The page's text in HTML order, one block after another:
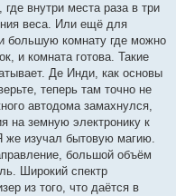
внутри места раза в три
веса. Или ещё для
большую комнату где можно
и комната готова. Такие
Де Инди, как основы
теперь там точно не
автодома замахнулся,
на земную электронику к
же изучал бытовую магию.
большой объём
Широкий спектр
из того, что даётся в